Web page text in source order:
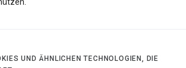
UND ÄHNLICHEN TECHNOLOGIEN, DIE